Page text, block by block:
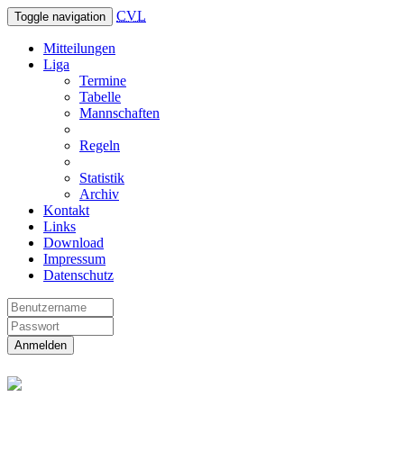
Toggle navigation CVL
Mitteilungen
Liga
Termine
Tabelle
Mannschaften
Regeln
Statistik
Archiv
Kontakt
Links
Download
Impressum
Datenschutz
Anmelden